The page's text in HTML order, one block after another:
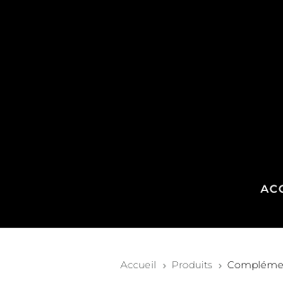
Accueil 5 Produits 5